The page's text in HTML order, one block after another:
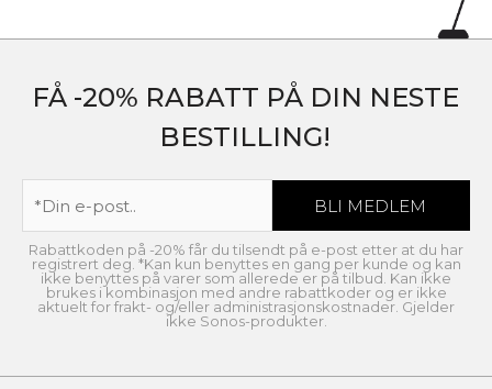
FÅ -20% RABATT PÅ DIN NESTE
BESTILLING!
Rabattkoden på -20% får du tilsendt på e-post etter at du har
registrert deg. *Kan kun benyttes en gang per kunde og kan
ikke benyttes på varer som allerede er på tilbud. Kan ikke
brukes i kombinasjon med andre rabattkoder og er ikke
aktuelt for frakt- og/eller administrasjonskostnader. Gjelder
ikke Sonos-produkter.